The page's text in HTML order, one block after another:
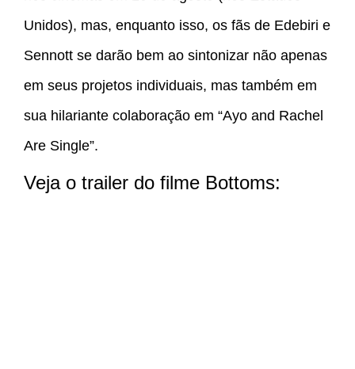
Unidos), mas, enquanto isso, os fãs de Edebiri e
Sennott se darão bem ao sintonizar não apenas
em seus projetos individuais, mas também em
sua hilariante colaboração em “Ayo and Rachel
Are Single”.
Veja o trailer do filme Bottoms: